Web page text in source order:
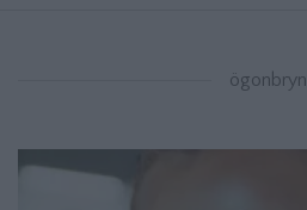
ögonbryn